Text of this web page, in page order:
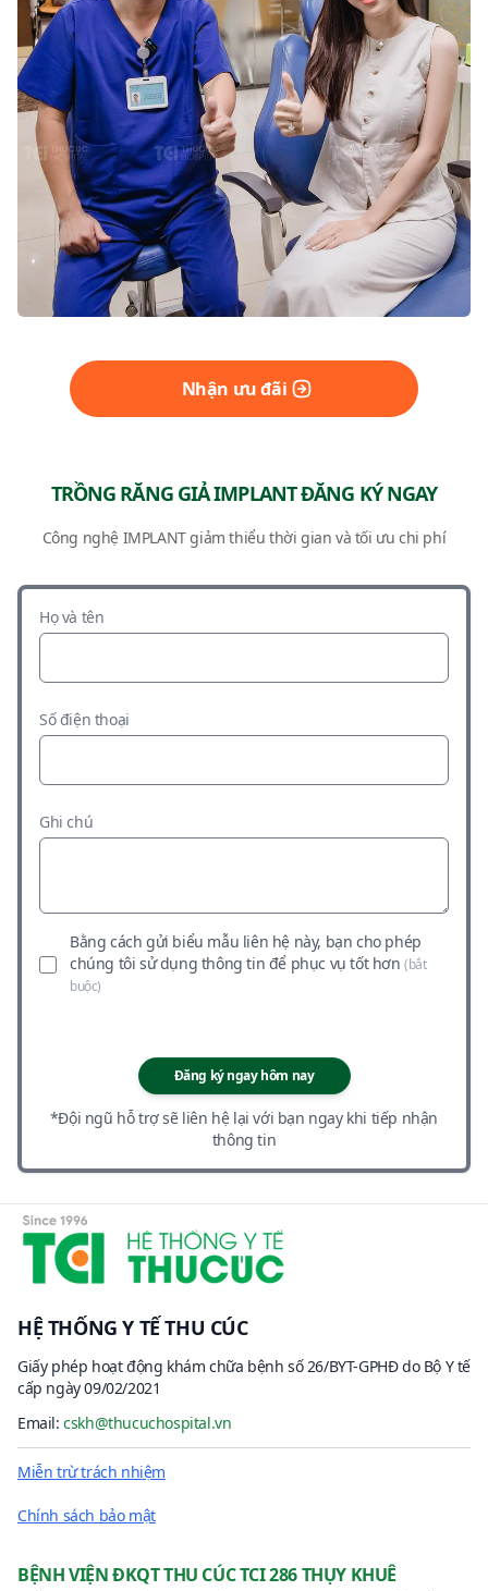
Nhận ưu đãi
TRỒNG RĂNG GIẢ IMPLANT ĐĂNG KÝ NGAY
Công nghệ IMPLANT giảm thiểu thời gian và tối ưu chi phí
Họ và tên
Số điện thoại
Ghi chú
Bằng cách gửi biểu mẫu liên hệ này, bạn cho phép
chúng tôi sử dụng thông tin để phục vụ tốt hơn(bắt
buộc)
Đăng ký ngay hôm nay
*Đội ngũ hỗ trợ sẽ liên hệ lại với bạn ngay khi tiếp nhận
thông tin
HỆ THỐNG Y TẾ THU CÚC
Giấy phép hoạt động khám chữa bệnh số 26/BYT-GPHĐ do Bộ Y tế
cấp ngày 09/02/2021
Email:cskh@thucuchospital.vn
Miễn trừ trách nhiệm
Chính sách bảo mật
BỆNH VIỆN ĐKQT THU CÚC TCI 286 THỤY KHUÊ